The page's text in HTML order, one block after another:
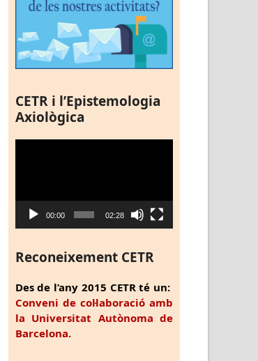
CETR i l’Epistemologia
Axiològica
00:00 02:28
Reconeixement CETR
Des de l’any 2015 CETR té un:
Conveni de col·laboració amb
la Universitat Autònoma de
Barcelona.